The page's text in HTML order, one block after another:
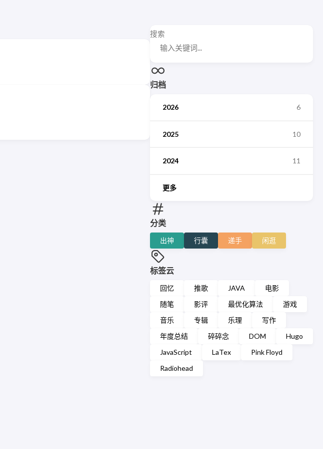
搜索
归档
2026 6
2025 10
2024 11
更多
分类
出神 行囊 递手 闲逛
标签云
回忆 推歌 JAVA
电影
随笔
影评 最优化算法
游戏
音乐
专辑 乐理
写作
年度总结
碎碎念 DOM
Hugo
JavaScript
LaTex
Pink Floyd
Radiohead